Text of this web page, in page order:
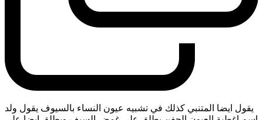
يقول ايضا المتنبي كذلك في تشبيه عيون النساء بالسيوف يقول ولد